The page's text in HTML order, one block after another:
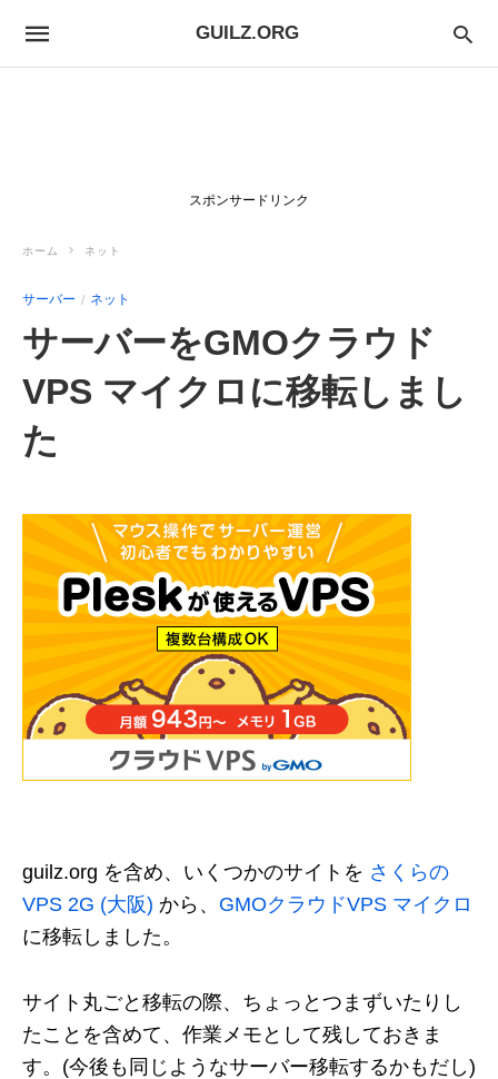
GUILZ.ORG
スポンサードリンク
ホーム ネット
サーバー ネット
サーバーをGMOクラウド
VPS マイクロに移転しまし
た
guilz.org を含め、いくつかのサイトを さくらの
VPS 2G (大阪) から、 GMOクラウドVPS マイクロ
に移転しました。
サイト丸ごと移転の際、ちょっとつまずいたりし
たことを含めて、作業メモとして残しておきま
す。(今後も同じようなサーバー移転するかもだし)